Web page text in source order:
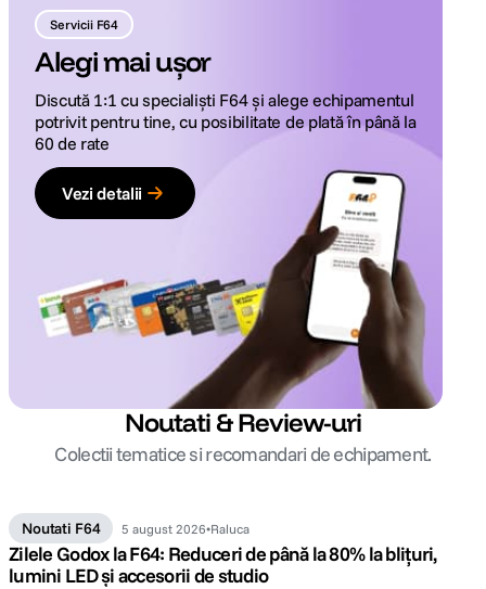
Servicii F64
Alegi mai ușor
Discută 1:1 cu specialiști F64 și alege echipamentul
potrivit pentru tine, cu posibilitate de plată în până la
60 de rate
Vezi detalii
Noutati & Review-uri
Colectii tematice si recomandari de echipament.
Noutati F64 5 august 2026 Raluca
Zilele Godox la F64: Reduceri de până la 80% la blițuri,
lumini LED și accesorii de studio